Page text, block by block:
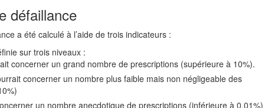
défaillance
a été calculé à l’aide de trois indicateurs :
sur trois niveaux :
concerner un grand nombre de prescriptions (supérieure à 10%).
concerner un nombre plus faible mais non négligeable des
un nombre anecdotique de prescriptions (inférieure à 0,01%)